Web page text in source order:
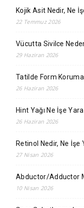
Kojik Asit Nedir, Ne
22 Temmuz 2026
Vücutta Sivilce
29 Haziran 2026
Tatilde Form
26 Haziran 2026
Hint Yağı Ne İşe
26 Haziran 2026
Retinol Nedir, Ne İşe
27 Nisan 2026
Abductor/Adductor
10 Nisan 2026